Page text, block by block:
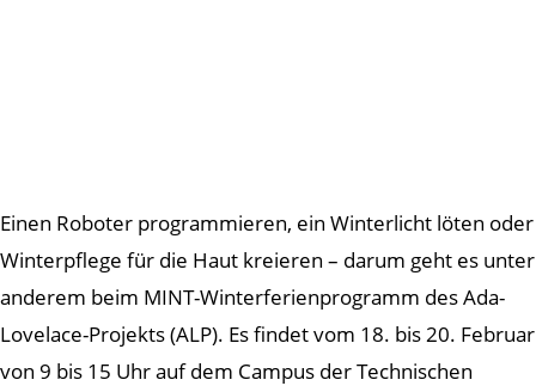
Einen Roboter programmieren, ein Winterlicht löten oder
Winterpflege für die Haut kreieren – darum geht es unter
anderem beim MINT-Winterferienprogramm des Ada-
Lovelace-Projekts (ALP). Es findet vom 18. bis 20. Februar
von 9 bis 15 Uhr auf dem Campus der Technischen